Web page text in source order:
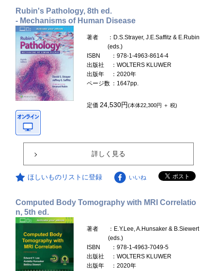
Rubin's Pathology, 8th ed.
- Mechanisms of Human Disease
著者
：D.S.Strayer, J.E.Saffitz & E.Rubin
(eds.)
ISBN
：978-1-4963-8614-4
出版社
：WOLTERS KLUWER
出版年
：2020年
ページ数 ：1647pp.
定価24,530円(本体22,300円 ＋ 税)
詳しく見る
ほしいものリストに登録 いいね
Computed Body Tomography with MRI Correlatio
n, 5th ed.
著者
：E.Y.Lee, A.Hunsaker & B.Siewert
(eds.)
ISBN
：978-1-4963-7049-5
出版社
：WOLTERS KLUWER
出版年
：2020年